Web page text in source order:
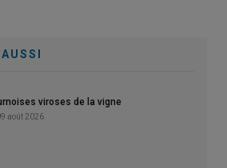
viroses de la vigne
août 2026